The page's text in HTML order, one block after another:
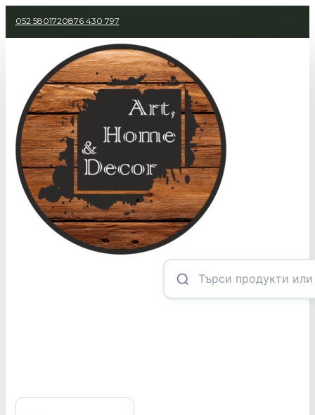
052 5801720876 430 797